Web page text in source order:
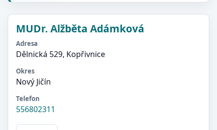
MUDr. Alžběta Adámková
Adresa
Dělnická 529, Kopřivnice
Okres
Nový Jičín
Telefon
556802311